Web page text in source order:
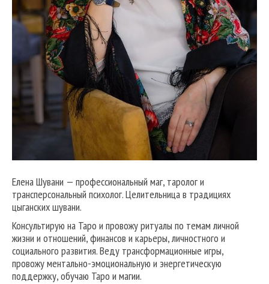
Елена Шувани — профессиональный маг, таролог и
трансперсональный психолог. Целительница в традициях
цыганских шувани.
Консультирую на Таро и провожу ритуалы по темам личной
жизни и отношений, финансов и карьеры, личностного и
социального развития. Веду трансформационные игры,
провожу ментально-эмоциональную и энергетическую
поддержку, обучаю Таро и магии.